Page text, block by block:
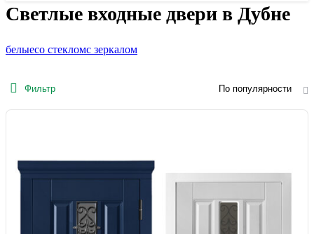
Светлые входные двери в Дубне
белыесо стекломс зеркалом
Фильтр По популярности